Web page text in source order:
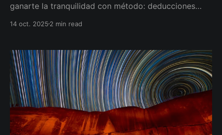
ganarte la tranquilidad con método: deducciones
recuperadas, IIBB correcto y flujo de 13 semanas. Te
entrego tablero + plan de ahorro legal.
14 oct. 2025 2 min read